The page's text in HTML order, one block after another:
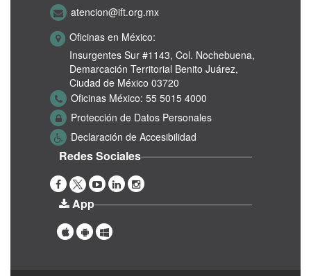
atencion@ift.org.mx
Oficinas en México:
Insurgentes Sur #1143, Col. Nochebuena,
Demarcación Territorial Benito Juárez,
Ciudad de México 03720
Oficinas México: 55 5015 4000
Protección de Datos Personales
Declaración de Accesibilidad
Redes Sociales
App